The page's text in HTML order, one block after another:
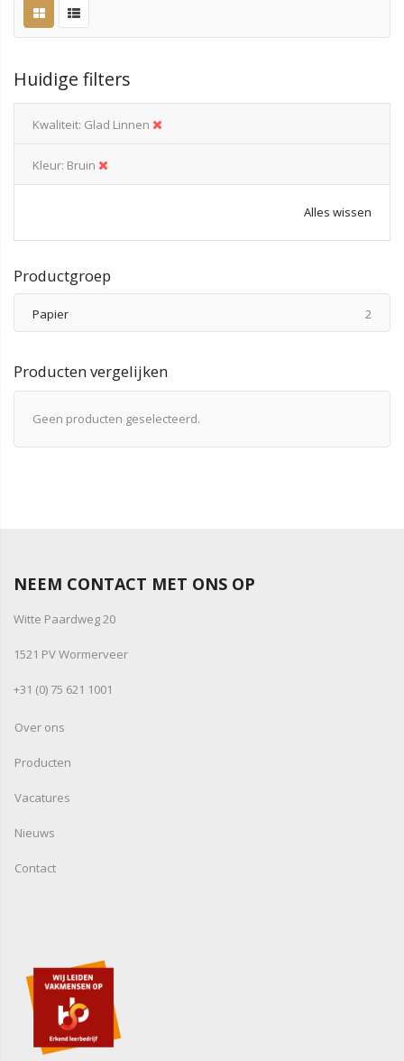
Huidige filters
Kwaliteit Glad Linnen
Kleur Bruin
Alles wissen
Productgroep
Papier 2
Producten vergelijken
Geen producten geselecteerd.
NEEM CONTACT MET ONS OP
Witte Paardweg 20
1521 PV Wormerveer
+31 (0) 75 621 1001
Over ons
Producten
Vacatures
Nieuws
Contact